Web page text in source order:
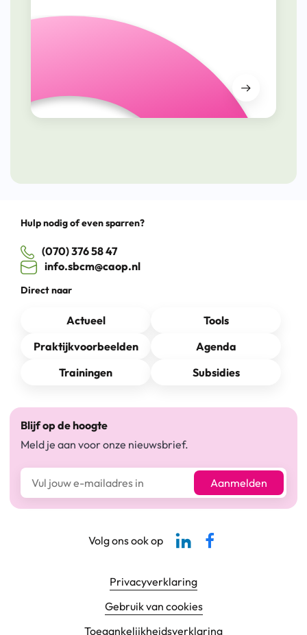
Hulp nodig of even sparren?
(070) 376 58 47
info.sbcm@caop.nl
Direct naar
Actueel
Tools
Praktijkvoorbeelden
Agenda
Trainingen
Subsidies
Blijf op de hoogte
Meld je aan voor onze nieuwsbrief.
E-mailadres* Aanmelden
Footer navigatie
Privacyverklaring
Gebruik van cookies
Toegankelijkheids­verklaring
Volg ons ook op
Linkedin-pagina SBCM
Facebook SBCM